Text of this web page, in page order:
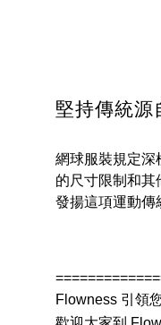
堅持傳統源
網球服裝規定深
的尺寸限制和
發揚這項運動傳
Flowness 引領